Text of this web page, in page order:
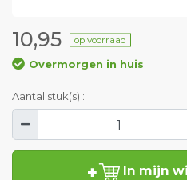
10,95 op voorraad
Overmorgen in huis
Aantal stuk(s) :
In mijn